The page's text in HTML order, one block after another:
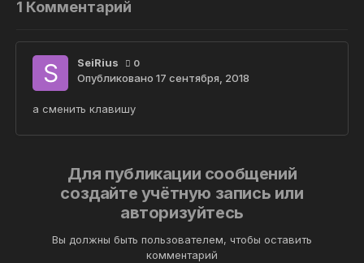
1 Комментарий
SeiRius 0
Опубликовано 17 сентября, 2018
а сменить клавишу
Для публикации сообщений
создайте учётную запись или
авторизуйтесь
Вы должны быть пользователем, чтобы оставить
комментарий